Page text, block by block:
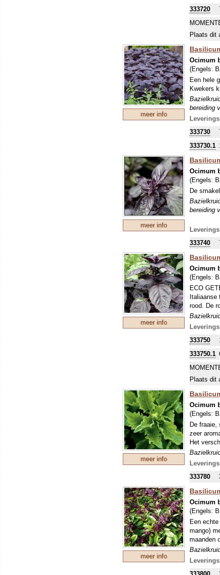
333720
Plaats dit
meer info
Ocimum
(Engels:
Een hele
Kwekers
bereiding
333730
333730.1
meer info
Ocimum
(Engels:
De
bereiding
333740
meer info
Ocimum
(Engels:
ECO
rood. De
bereiding
333750
333750.1
Plaats dit
meer info
Ocimum
(Engels:
De fraaie,
zeer
Het
bereiding
333780
meer info
Ocimum
(Engels:
Een
mango)
maanden
bereiding